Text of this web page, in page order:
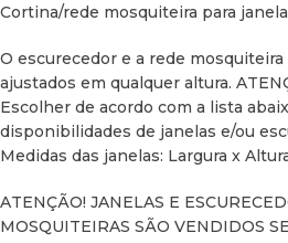
Cortina/rede mosquiteira para
O escurecedor e a rede
ajustados em qualquer altura.
Escolher de acordo com a lista
disponibilidades de janelas e/ou
Medidas das janelas: Largura x
ATENÇÃO! JANELAS E
MOSQUITEIRAS SÃO VENDIDOS